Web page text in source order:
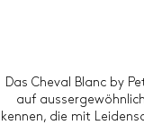
Das Cheval Blanc by
auf
kennen, die mit